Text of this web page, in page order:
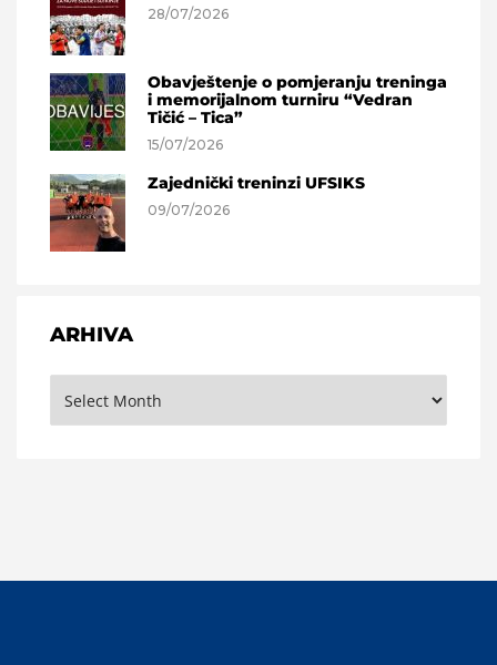
28/07/2026
Obavještenje o pomjeranju treninga
i memorijalnom turniru “Vedran
Tičić – Tica”
15/07/2026
Zajednički treninzi UFSIKS
09/07/2026
ARHIVA